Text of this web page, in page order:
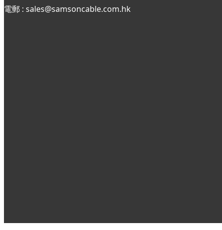
電郵 : sales@samsoncable.com.hk